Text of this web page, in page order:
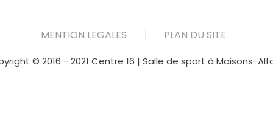
MENTION LEGALES PLAN DU SITE
© 2016 - 2021 Centre 16 | Salle de sport à Maisons-